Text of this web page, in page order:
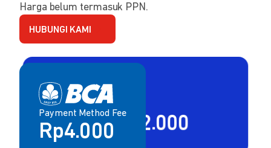
Harga belum termasuk PPN.
HUBUNGI KAMI
Payment Method Fee
Rp4.000
Payment Method Fee
2,80% + Rp2.000